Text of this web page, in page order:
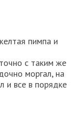
пимпа и
с таким же
моргал, на
и все в порядке